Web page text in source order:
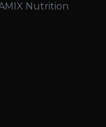
Nutrition